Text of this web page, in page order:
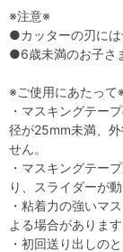
※注意※
●カッターの刃には
●6歳未満のお子さ
※ご使用にあたって
・マスキングテー
径が25mm未満、
せん。
・マスキングテー
り、スライダーが
・粘着力の強いマ
よる場合があります
・初回送り出しの